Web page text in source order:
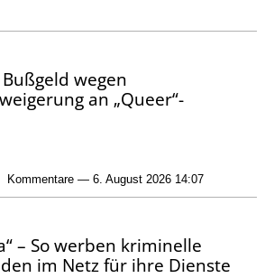
wegen
an „Queer“-
Kommentare — 6. August 2026 14:07
– So werben kriminelle
im Netz für ihre Dienste